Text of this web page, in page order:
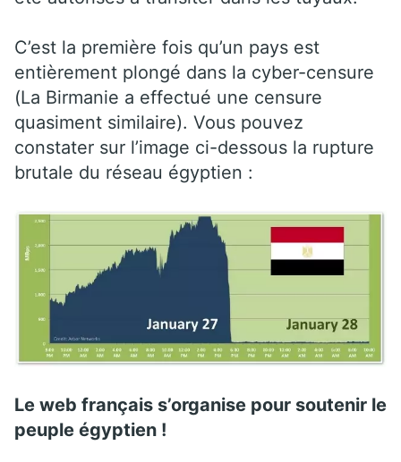
C’est la première fois qu’un pays est
entièrement plongé dans la cyber-censure
(La Birmanie a effectué une censure
quasiment similaire). Vous pouvez
constater sur l’image ci-dessous la rupture
brutale du réseau égyptien :
Le web français s’organise pour soutenir le
peuple égyptien !